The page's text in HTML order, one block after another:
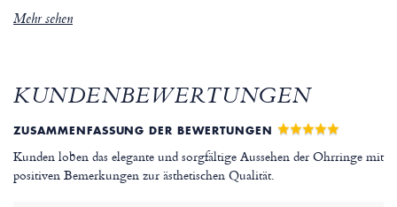
Mehr sehen
KUNDENBEWERTUNGEN
ZUSAMMENFASSUNG DER BEWERTUNGEN
Kunden loben das elegante und sorgfältige Aussehen der Ohrringe mit
positiven Bemerkungen zur ästhetischen Qualität.